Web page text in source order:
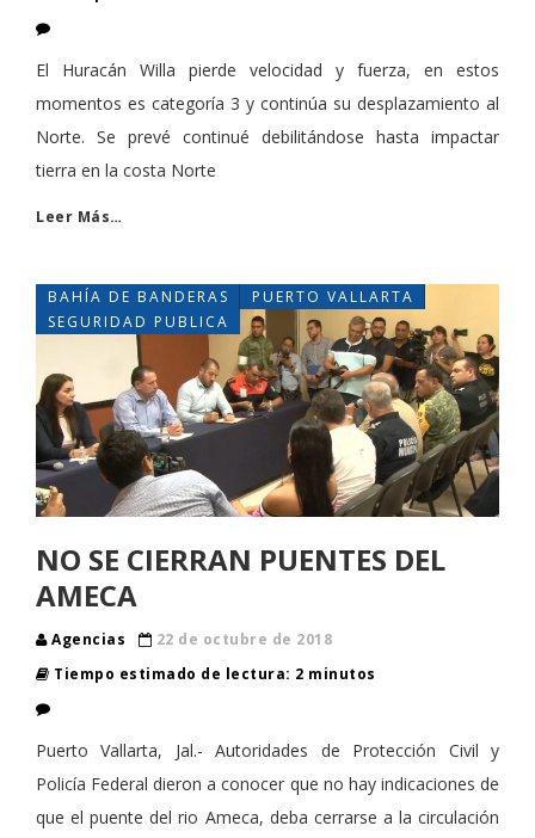
El Huracán Willa pierde velocidad y fuerza, en estos
momentos es categoría 3 y continúa su desplazamiento al
Norte. Se prevé continué debilitándose hasta impactar
tierra en la costa Norte
Leer Más…
BAHÍA DE BANDERAS
PUERTO VALLARTA
SEGURIDAD PUBLICA
NO SE CIERRAN PUENTES DEL
AMECA
Agencias
22 de octubre de 2018
Tiempo estimado de lectura: 2 minutos
Puerto Vallarta, Jal.- Autoridades de Protección Civil y
Policía Federal dieron a conocer que no hay indicaciones de
que el puente del rio Ameca, deba cerrarse a la circulación